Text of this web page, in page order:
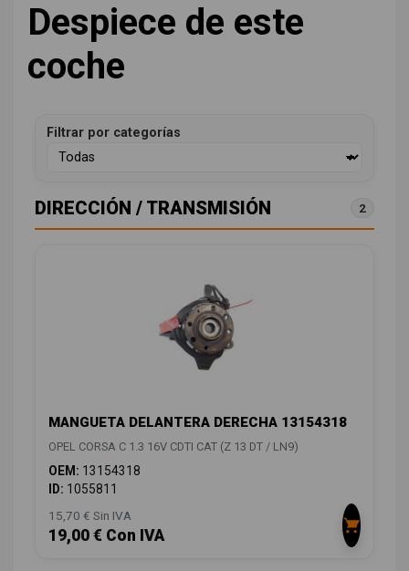
Despiece de este
coche
Filtrar por categorías
DIRECCIÓN / TRANSMISIÓN 2
MANGUETA DELANTERA DERECHA 13154318
OPEL CORSA C 1.3 16V CDTI CAT (Z 13 DT / LN9)
OEM: 13154318
ID: 1055811
15,70 € Sin IVA
19,00 € Con IVA